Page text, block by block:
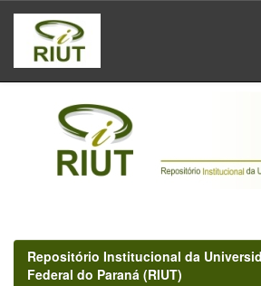
Skip
navigation
Repositório Institucional da
Federal do Paraná (RIUT)